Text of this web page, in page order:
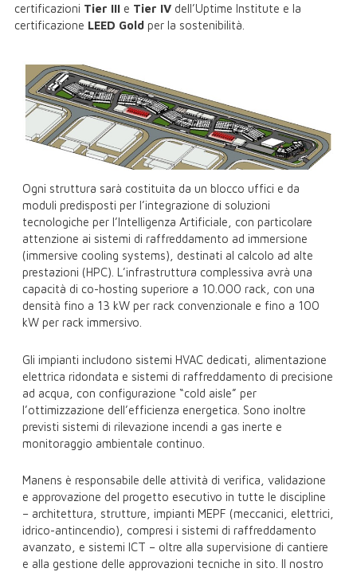
certificazioni Tier IIIe Tier IVdell’Uptime Institute e la
certificazione LEED Goldper la sostenibilità.
Ogni struttura sarà costituita da un blocco uffici e da
moduli predisposti per l’integrazione di soluzioni
tecnologiche per l’Intelligenza Artificiale, con particolare
attenzione ai sistemi di raffreddamento ad immersione
(immersive cooling systems), destinati al calcolo ad alte
prestazioni (HPC). L’infrastruttura complessiva avrà una
capacità di co-hosting superiore a 10.000 rack, con una
densità fino a 13 kW per rack convenzionale e fino a 100
kW per rack immersivo.
Gli impianti includono sistemi HVAC dedicati, alimentazione
elettrica ridondata e sistemi di raffreddamento di precisione
ad acqua, con configurazione “cold aisle” per
l’ottimizzazione dell’efficienza energetica. Sono inoltre
previsti sistemi di rilevazione incendi a gas inerte e
monitoraggio ambientale continuo.
Manens è responsabile delle attività di verifica, validazione
e approvazione del progetto esecutivo in tutte le discipline
– architettura, strutture, impianti MEPF (meccanici, elettrici,
idrico-antincendio), compresi i sistemi di raffreddamento
avanzato, e sistemi ICT – oltre alla supervisione di cantiere
e alla gestione delle approvazioni tecniche in sito. Il nostro